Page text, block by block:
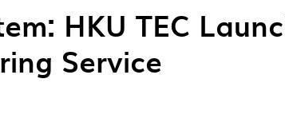
HKU TEC
Service